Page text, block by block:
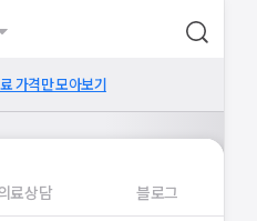
가격만 모아보기
료상담 블로그